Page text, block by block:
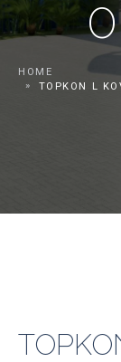
HOME
TOPKON L